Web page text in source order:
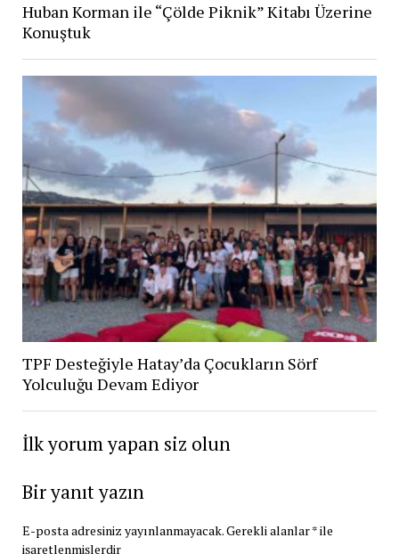
Huban Korman ile “Çölde Piknik” Kitabı Üzerine
Konuştuk
TPF Desteğiyle Hatay’da Çocukların Sörf
Yolculuğu Devam Ediyor
İlk yorum yapan siz olun
Bir yanıt yazın
E-posta adresiniz yayınlanmayacak.Gerekli alanlar*ile
işaretlenmişlerdir